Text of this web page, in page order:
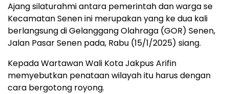
Ajang silaturahmi antara pemerintah dan warga se
Kecamatan Senen ini merupakan yang ke dua kali
berlangsung di Gelanggang Olahraga (GOR) Senen,
Jalan Pasar Senen pada, Rabu (15/1/2025) siang.
Kepada Wartawan Wali Kota Jakpus Arifin
memyebutkan penataan wilayah itu harus dengan
cara bergotong royong.